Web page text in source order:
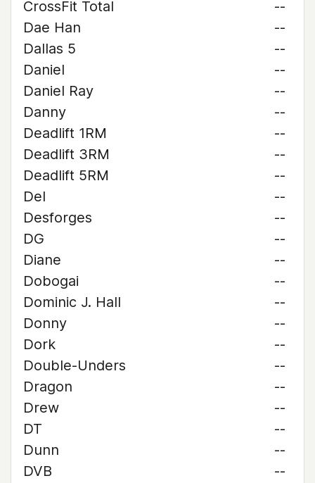
CrossFit Total
--
Dae Han
--
Dallas 5
--
Daniel
--
Daniel Ray
--
Danny
--
Deadlift 1RM
--
Deadlift 3RM
--
Deadlift 5RM
--
Del
--
Desforges
--
DG
--
Diane
--
Dobogai
--
Dominic J. Hall
--
Donny
--
Dork
--
Double-Unders
--
Dragon
--
Drew
--
DT
--
Dunn
--
DVB
--